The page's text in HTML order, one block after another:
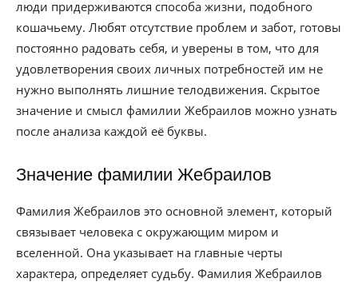
люди придерживаются способа жизни, подобного
кошачьему. Любят отсутствие проблем и забот, готовы
постоянно радовать себя, и уверены в том, что для
удовлетворения своих личных потребностей им не
нужно выполнять лишние телодвижения. Скрытое
значение и смысл фамилии Жебраилов можно узнать
после анализа каждой её буквы.
Значение фамилии Жебраилов
Фамилия Жебраилов это основной элемент, который
связывает человека с окружающим миром и
вселенной. Она указывает на главные черты
характера, определяет судьбу. Фамилия Жебраилов